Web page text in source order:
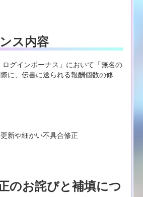
ス内容
ログインボーナス」において「無名の
に、伝書に送られる報酬個数の修
新や細かい不具合修正
のお詫びと補填につ